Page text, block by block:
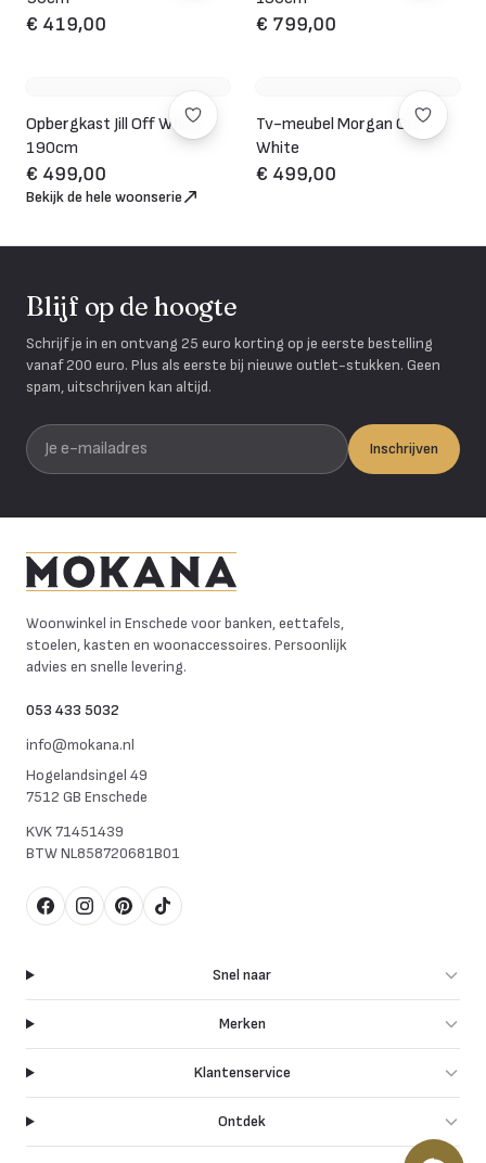
€ 419,00 € 799,00
Opbergkast Jill Off White
190cm
€ 499,00
Tv-meubel Morgan Off
White
€ 499,00
Bekijk de hele woonserie
Blijf op de hoogte
Schrijf je in en ontvang 25 euro korting op je eerste bestelling
vanaf 200 euro. Plus als eerste bij nieuwe outlet-stukken. Geen
spam, uitschrijven kan altijd.
Je e-mailadres
Inschrijven
Woonwinkel in Enschede voor banken, eettafels,
stoelen, kasten en woonaccessoires. Persoonlijk
advies en snelle levering.
053 433 5032
info@mokana.nl
Hogelandsingel 49
7512 GB Enschede
KVK71451439
BTWNL858720681B01
FacebookInstagram
Pinterest
TikTok
Snel naar
Merken
Klantenservice
Ontdek